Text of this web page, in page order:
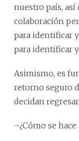
nuestro país, así
colaboración
para identificar
para identificar
Asimismo, es
retorno seguro
decidan
–¿Cómo se